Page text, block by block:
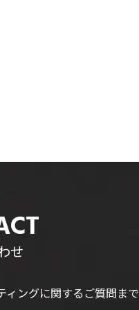
せ
ィングに関するご質問ま